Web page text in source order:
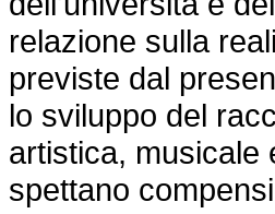
relazione sulla
previste dal
lo sviluppo del
artistica, musicale
spettano